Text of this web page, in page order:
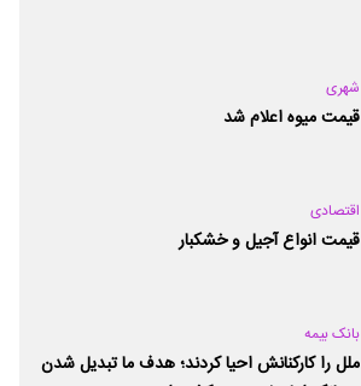
شهری
قیمت میوه اعلام شد
اقتصادی
قیمت انواع آجیل و خشکبار
بانک بیمه
ملل را کارکنانش احیا کردند؛ هدف ما تبدیل شدن